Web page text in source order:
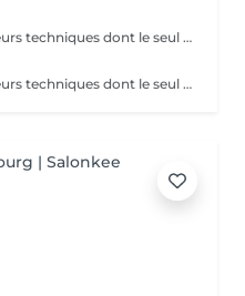
Ce massage est un mix de plusieurs techniques dont le seul but est : LE RÉSULTAT Chaque mix est étudié et décidé avec vous, car pour améliorer une conséquence, il faut en trouver la cause. Deep Tissue, Myofascial Release, trigger Point, scarping / Gua-Sha, cupping therapy combinées pour une efficacité maximale !! Douleurs chronique ou passagères, augmentation de performances ou récupération, relaxation physique ou mentale, détoxication, drainage, la combinaison de toutes ces techniques est illimitée.
Ce massage est un mix de plusieurs techniques dont le seul but est : LE RÉSULTAT Chaque mix est étudié et décidé avec vous, car pour améliorer une conséquence, il faut en trouver la cause. Deep Tissue, Myofascial Release, trigger Point, scarping / Gua-Sha, cupping therapy combinées pour une efficacité maximale !! Douleurs chronique ou passagères, augmentation de performances ou récupération, relaxation physique ou mentale, détoxication, drainage, la combinaison de toutes ces techniques est illimitée.